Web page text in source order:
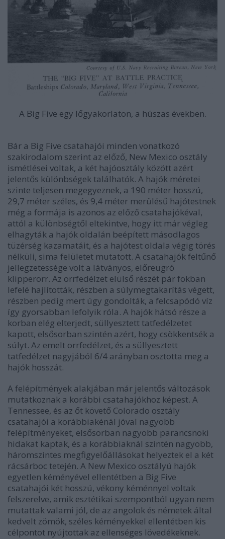
A Big Five egy lőgyakorlaton, a húszas években.
Bár a Big Five csatahajói minden vonatkozó
szakirodalom szerint az előző, New Mexico osztály
ismétlései voltak, a két hajóosztály között azért
jelentős különbségek találhatók. A hajók méretei
szinte teljesen megegyeznek, a 190 méter hosszú,
29,7 méter széles, és 9,4 méter merülésű hajótestnek
még a formája is azonos az előző csatahajókéval,
attól a különbségtől eltekintve, hogy itt már végleg
elhagyták a hajók oldalán beépített másodlagos
tüzérség kazamatáit, és a hajótest oldala végig törés
nélküli, sima felületet mutatott. A csatahajók feltűnő
jellegzetessége volt a látványos, előreugró
klipperorr. Az orrfedélzet elülső részét pár fokban
lefelé hajlították, részben a súlymegtakarítás végett,
részben pedig mert úgy gondolták, a felcsapódó víz
így gyorsabban lefolyik róla. A hajók hátsó része a
korban elég elterjedt, süllyesztett tatfedélzetet
kapott, elsősorban szintén azért, hogy csökkentsék a
súlyt. Az emelt orrfedélzet, és a süllyesztett
tatfedélzet nagyjából 6/4 arányban osztotta meg a
hajók hosszát.
A felépítmények alakjában már jelentős változások
mutatkoznak a korábbi csatahajókhoz képest. A
Tennessee, és az őt követő Colorado osztály
csatahajói a korábbiakénál jóval nagyobb
felépítményeket, elsősorban nagyobb parancsnoki
hidakat kaptak, és a korábbiaknál szintén nagyobb,
háromszintes megfigyelőállásokat helyeztek el a két
rácsárboc tetején. A New Mexico osztályú hajók
egyetlen kéményével ellentétben a Big Five
csatahajói két hosszú, vékony kéménnyel voltak
felszerelve, amik esztétikai szempontból ugyan nem
mutattak valami jól, de az angolok és németek által
kedvelt zömök, széles kéményekkel ellentétben kis
célpontot nyújtottak az ellenséges lövedékeknek.